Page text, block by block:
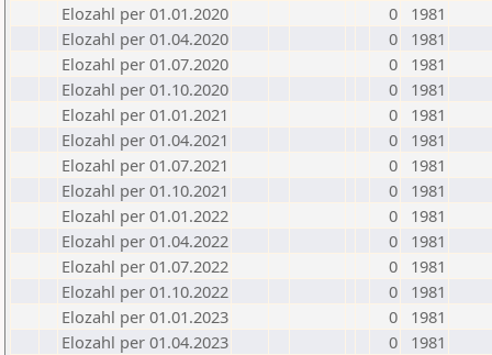
Elozahl per 01.01.2020
0
1981
Elozahl per 01.04.2020
0
1981
Elozahl per 01.07.2020
0
1981
Elozahl per 01.10.2020
0
1981
Elozahl per 01.01.2021
0
1981
Elozahl per 01.04.2021
0
1981
Elozahl per 01.07.2021
0
1981
Elozahl per 01.10.2021
0
1981
Elozahl per 01.01.2022
0
1981
Elozahl per 01.04.2022
0
1981
Elozahl per 01.07.2022
0
1981
Elozahl per 01.10.2022
0
1981
Elozahl per 01.01.2023
0
1981
Elozahl per 01.04.2023
0
1981